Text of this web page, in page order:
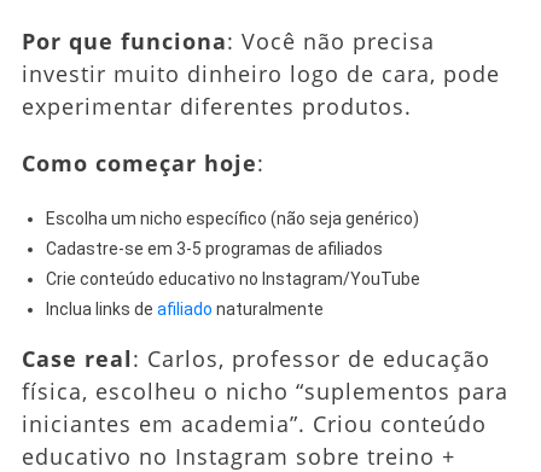
Por que funciona: Você não precisa
investir muito dinheiro logo de cara, pode
experimentar diferentes produtos.
Como começar hoje:
Escolha um nicho específico (não seja genérico)
Cadastre-se em 3-5 programas de afiliados
Crie conteúdo educativo no Instagram/YouTube
Inclua links de afiliado naturalmente
Case real: Carlos, professor de educação
física, escolheu o nicho “suplementos para
iniciantes em academia”. Criou conteúdo
educativo no Instagram sobre treino +